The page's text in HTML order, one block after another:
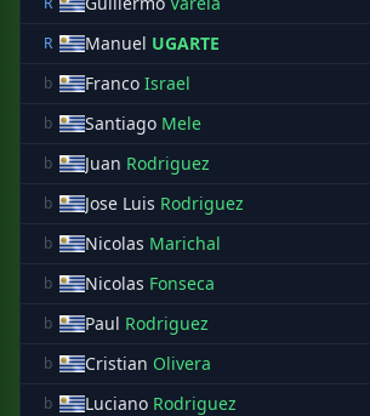
R
Manuel UGARTE
b
Franco Israel
b Santiago Mele
b Juan Rodriguez
b Jose Luis Rodriguez
b Nicolas Marichal
b Nicolas Fonseca
b Paul Rodriguez
b Cristian Olivera
b Luciano Rodriguez